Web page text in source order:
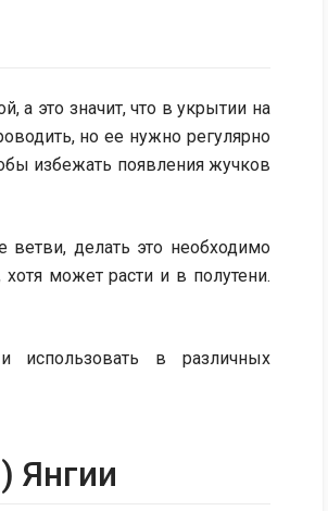
а это значит, что в укрытии на
но ее нужно регулярно
избежать появления жучков
делать это необходимо
может расти и в полутени.
использовать в различных
Янгии